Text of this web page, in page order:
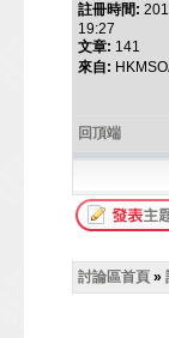
註冊時間:
19:27
文章: 141
來自:
回頂端
討論區首頁 »